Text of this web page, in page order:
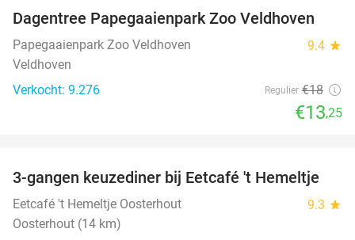
26%
Dagentree Papegaaienpark Zoo Veldhoven
Papegaaienpark Zoo Veldhoven 9.4 star
Veldhoven
Verkocht: 9.276
Regulier €18
€13,25
43%
3-gangen keuzediner bij Eetcafé 't Hemeltje
Eetcafé 't Hemeltje Oosterhout 9.3 star
Oosterhout (14 km)